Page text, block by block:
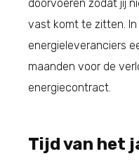
doorvoeren zodat jij
vast komt te zitten.
energieleveranciers
maanden voor de
energiecontract.
Tijd van het